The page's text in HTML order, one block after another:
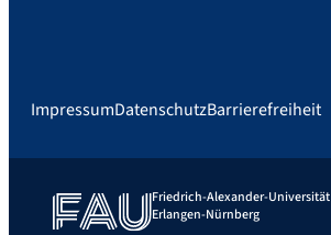
ImpressumDatenschutzBarrierefreiheit
Friedrich-Alexander-Universität
Erlangen-Nürnberg